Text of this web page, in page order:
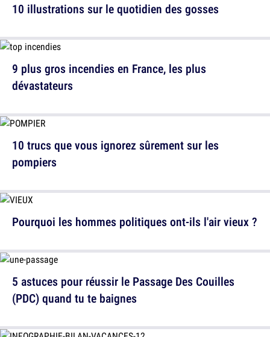
9 plus gros incendies en France, les plus
dévastateurs
Pourquoi les hommes politiques ont-ils l'air vieux ?
10 illustrations sur le quotidien des gosses
10 trucs que vous ignorez sûrement sur les
pompiers
5 astuces pour réussir le Passage Des Couilles
(PDC) quand tu te baignes